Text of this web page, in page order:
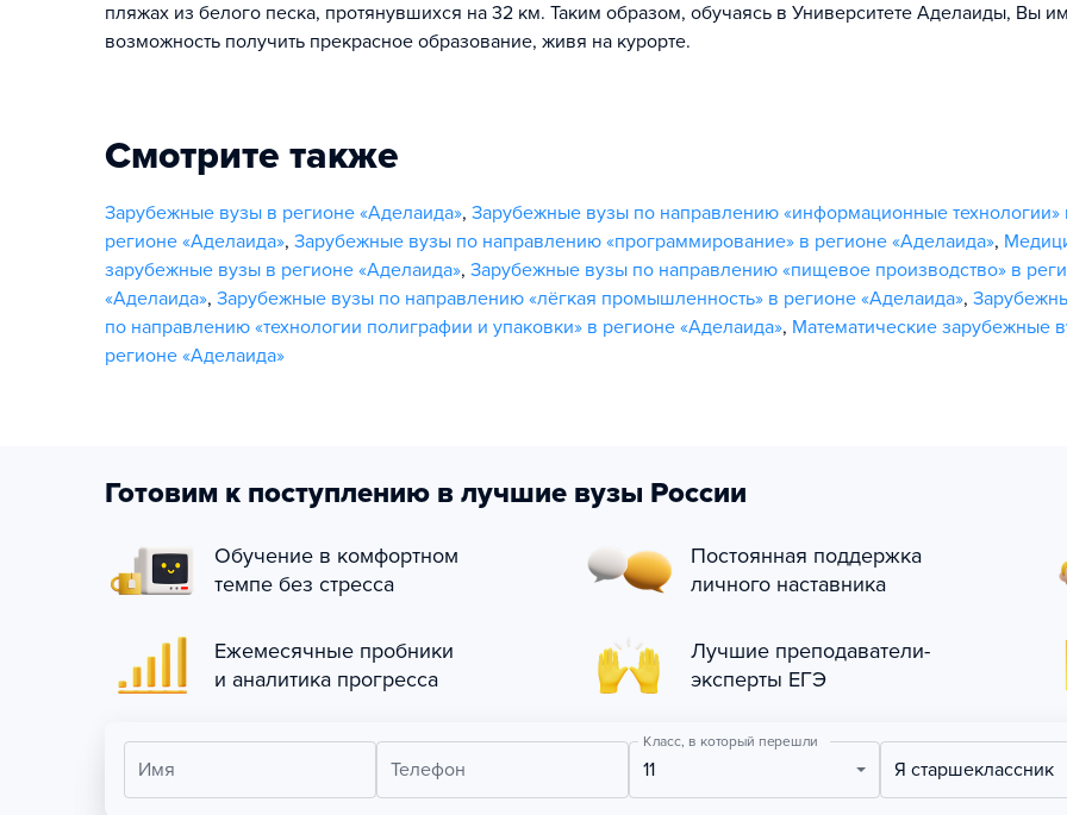
пляжах из белого песка, протянувшихся на 32 км. Таким образом, обучаясь в Университете Аделаиды, Вы
возможность получить прекрасное образование, живя на курорте.
Смотрите также
Зарубежные вузы в регионе «Аделаида», Зарубежные вузы по направлению «информационные технологии»
регионе «Аделаида», Зарубежные вузы по направлению «программирование» в регионе «Аделаида»,
зарубежные вузы в регионе «Аделаида», Зарубежные вузы по направлению «пищевое производство» в
«Аделаида», Зарубежные вузы по направлению «лёгкая промышленность» в регионе «Аделаида»,
по направлению «технологии полиграфии и упаковки» в регионе «Аделаида», Математические зарубежные
регионе «Аделаида»
Готовим к поступлению в лучшие вузы России
Обучение в комфортном
темпе без стресса
Постоянная поддержка
личного наставника
Ежемесячные пробники
и аналитика прогресса
Лучшие преподаватели-
эксперты ЕГЭ
Имя Телефон
Класс, в который перешли
11 Я старшеклассник